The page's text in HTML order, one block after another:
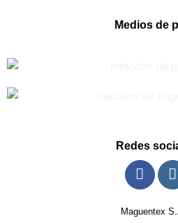
Medios de
Redes
Maguentex